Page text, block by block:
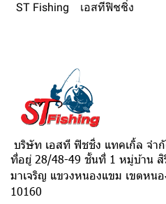
ST Fishing
เอสทีฟิชชิ่ง
บริษัท เอสที ฟิชชิ่ง แทคเกิ้ล จำ
ที่อยู่ 28/48-49 ชั้นที่ 1 หมู่บ้าน สิ
มาเจริญ แขวงหนองแขม เขตห
10160